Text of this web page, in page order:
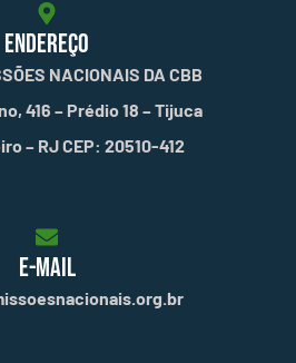
ENDEREÇO
NACIONAIS DA CBB
416 – Prédio 18 – Tijuca
– RJ CEP: 20510-412
E-MAIL